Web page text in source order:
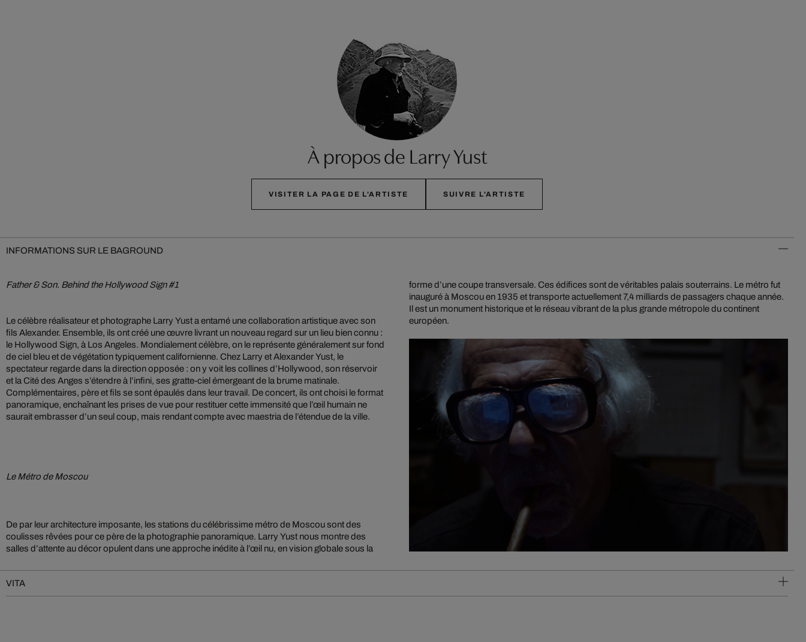
À propos de Larry Yust
VISITER LA PAGE DE L'ARTISTE SUIVRE L'ARTISTE
INFORMATIONS SUR LE BAGROUND
Father & Son. Behind the Hollywood Sign #1
Le célèbre réalisateur et photographe Larry Yust a entamé une collaboration artistique avec son
fils Alexander. Ensemble, ils ont créé une œuvre livrant un nouveau regard sur un lieu bien connu :
le Hollywood Sign, à Los Angeles. Mondialement célèbre, on le représente généralement sur fond
de ciel bleu et de végétation typiquement californienne. Chez Larry et Alexander Yust, le
spectateur regarde dans la direction opposée : on y voit les collines d’Hollywood, son réservoir
et la Cité des Anges s’étendre à l’infini, ses gratte-ciel émergeant de la brume matinale.
Complémentaires, père et fils se sont épaulés dans leur travail. De concert, ils ont choisi le format
panoramique, enchaînant les prises de vue pour restituer cette immensité que l’œil humain ne
saurait embrasser d’un seul coup, mais rendant compte avec maestria de l’étendue de la ville.
Le Métro de Moscou
De par leur architecture imposante, les stations du célébrissime métro de Moscou sont des
coulisses rêvées pour ce père de la photographie panoramique. Larry Yust nous montre des
salles d’attente au décor opulent dans une approche inédite à l’œil nu, en vision globale sous la
forme d’une coupe transversale. Ces édifices sont de véritables palais souterrains. Le métro fut
inauguré à Moscou en 1935 et transporte actuellement 7,4 milliards de passagers chaque année.
Il est un monument historique et le réseau vibrant de la plus grande métropole du continent
européen.
VITA